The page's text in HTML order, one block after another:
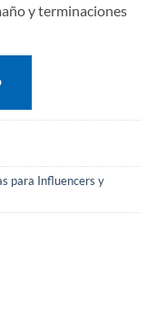
y terminaciones
para Influencers y